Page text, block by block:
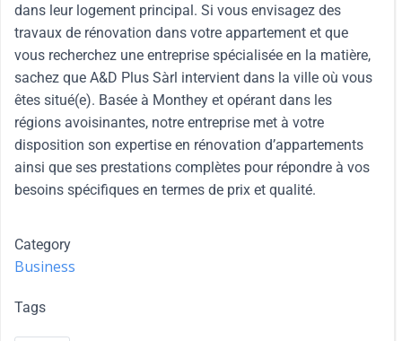
dans leur logement principal. Si vous envisagez des
travaux de rénovation dans votre appartement et que
vous recherchez une entreprise spécialisée en la matière,
sachez que A&D Plus Sàrl intervient dans la ville où vous
êtes situé(e). Basée à Monthey et opérant dans les
régions avoisinantes, notre entreprise met à votre
disposition son expertise en rénovation d’appartements
ainsi que ses prestations complètes pour répondre à vos
besoins spécifiques en termes de prix et qualité.
Category
Business
Tags